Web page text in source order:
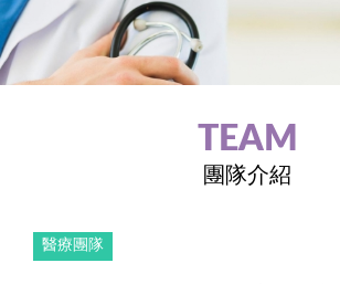
TEAM
團隊介紹
醫療團隊